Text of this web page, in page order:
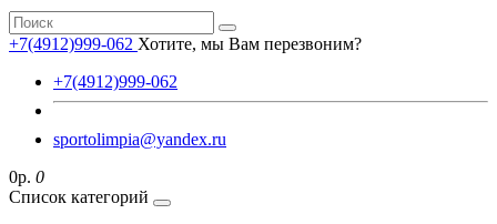
+7(4912)999-062 Хотите, мы Вам перезвоним?
+7(4912)999-062
sportolimpia@yandex.ru
0р. 0
Список категорий